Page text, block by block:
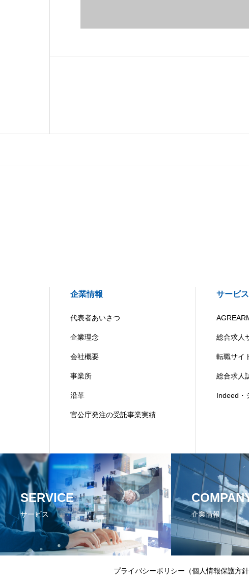
企業情報
代表者あいさつ
企業理念
会社概要
事業所
沿革
官公庁発注の受託事業実績
サービス
総合求人
転職サイ
総合求人
Indeed・
SERVICE
サービス 企業情報
プライバシーポリシー（個人情報保護方針